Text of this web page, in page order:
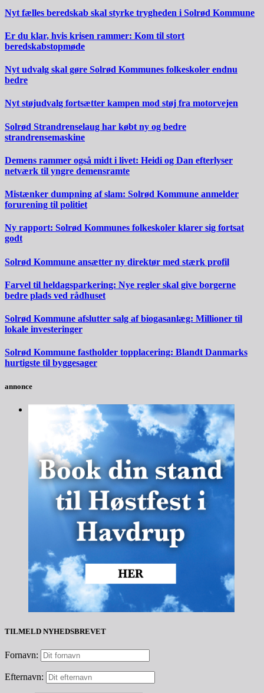
Nyt fælles beredskab skal styrke trygheden i Solrød Kommune
Er du klar, hvis krisen rammer: Kom til stort
beredskabstopmøde
Nyt udvalg skal gøre Solrød Kommunes folkeskoler endnu
bedre
Nyt støjudvalg fortsætter kampen mod støj fra motorvejen
Solrød Strandrenselaug har købt ny og bedre
strandrensemaskine
Demens rammer også midt i livet: Heidi og Dan efterlyser
netværk til yngre demensramte
Mistænker dumpning af slam: Solrød Kommune anmelder
forurening til politiet
Ny rapport: Solrød Kommunes folkeskoler klarer sig fortsat
godt
Solrød Kommune ansætter ny direktør med stærk profil
Farvel til heldagsparkering: Nye regler skal give borgerne
bedre plads ved rådhuset
Solrød Kommune afslutter salg af biogasanlæg: Millioner til
lokale investeringer
Solrød Kommune fastholder topplacering: Blandt Danmarks
hurtigste til byggesager
annonce
TILMELD NYHEDSBREVET
Fornavn:
Efternavn: